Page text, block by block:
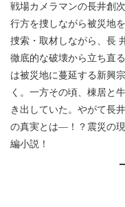
戦場カメラマンの長井創
行方を捜しながら被災地
捜索・取材しながら、長
徹底的な破壊から立ち直
は被災地に蔓延する新興
く。一方その頃、棟居と
き出していた。やがて長
の真実とは―！？震災の
編小説！